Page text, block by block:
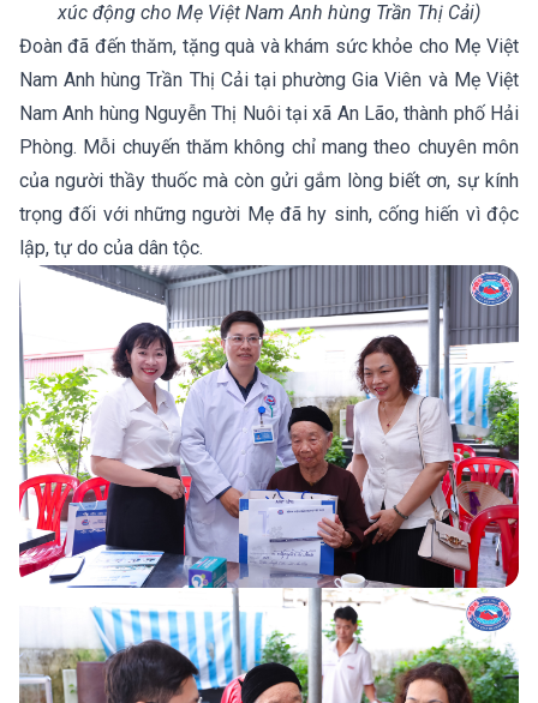
xúc động cho Mẹ Việt Nam Anh hùng Trần Thị Cải)
Đoàn đã đến thăm, tặng quà và khám sức khỏe cho Mẹ Việt
Nam Anh hùng Trần Thị Cải tại phường Gia Viên và Mẹ Việt
Nam Anh hùng Nguyễn Thị Nuôi tại xã An Lão, thành phố Hải
Phòng. Mỗi chuyến thăm không chỉ mang theo chuyên môn
của người thầy thuốc mà còn gửi gắm lòng biết ơn, sự kính
trọng đối với những người Mẹ đã hy sinh, cống hiến vì độc
lập, tự do của dân tộc.